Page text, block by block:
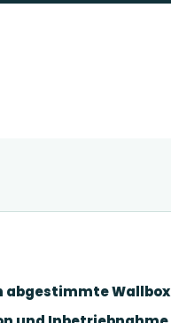
abgestimmte Wallbox